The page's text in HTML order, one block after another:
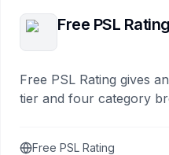
Free PSL Rating
Free PSL Rating gives
tier and four category
Free PSL Rating